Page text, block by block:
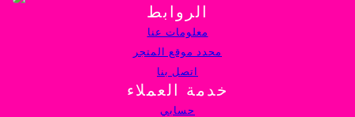
الروابط
معلومات عنا
محدد موقع المتجر
اتصل بنا
خدمة العملاء
حسابي